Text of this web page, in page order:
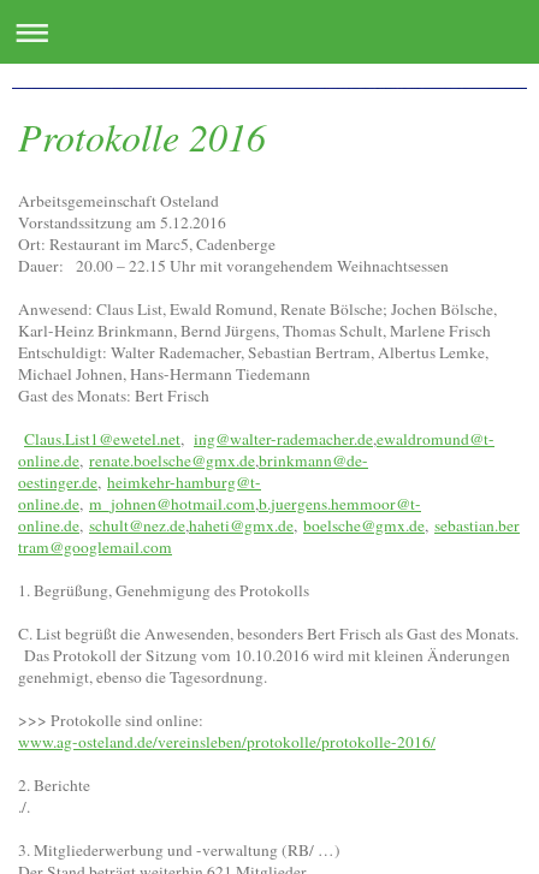
Protokolle 2016
Arbeitsgemeinschaft Osteland
Vorstandssitzung am 5.12.2016
Ort: Restaurant im Marc5, Cadenberge
Dauer: 20.00 – 22.15 Uhr mit vorangehendem Weihnachtsessen
Anwesend: Claus List, Ewald Romund, Renate Bölsche; Jochen Bölsche,
Karl-Heinz Brinkmann, Bernd Jürgens, Thomas Schult, Marlene Frisch
Entschuldigt: Walter Rademacher, Sebastian Bertram, Albertus Lemke,
Michael Johnen, Hans-Hermann Tiedemann
Gast des Monats: Bert Frisch
Claus.List1@ewetel.net, ing@walter-rademacher.de,ewaldromund@t-
online.de, renate.boelsche@gmx.de,brinkmann@de-
oestinger.de, heimkehr-hamburg@t-
online.de, m_johnen@hotmail.com,b.juergens.hemmoor@t-
online.de, schult@nez.de,haheti@gmx.de, boelsche@gmx.de, sebastian.ber
tram@googlemail.com
1. Begrüßung, Genehmigung des Protokolls
C. List begrüßt die Anwesenden, besonders Bert Frisch als Gast des Monats.
Das Protokoll der Sitzung vom 10.10.2016 wird mit kleinen Änderungen
genehmigt, ebenso die Tagesordnung.
>>> Protokolle sind online:
www.ag-osteland.de/vereinsleben/protokolle/protokolle-2016/
2. Berichte
./.
3. Mitgliederwerbung und -verwaltung (RB/ …)